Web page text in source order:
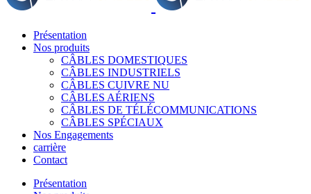
Présentation
Nos produits
CÂBLES DOMESTIQUES
CÂBLES INDUSTRIELS
CÂBLES CUIVRE NU
CÂBLES AÉRIENS
CÂBLES DE TÉLÉCOMMUNICATIONS
CÂBLES SPÉCIAUX
Nos Engagements
carrière
Contact
Présentation